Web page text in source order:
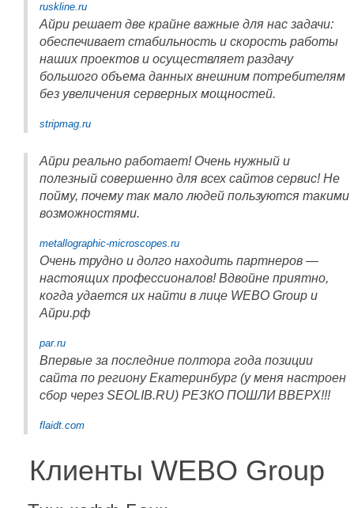
ruskline.ru
Айри решает две крайне важные для нас задачи:
обеспечивает стабильность и скорость работы
наших проектов и осуществляет раздачу
большого объема данных внешним потребителям
без увеличения серверных мощностей.
stripmag.ru
Айри реально работает! Очень нужный и
полезный совершенно для всех сайтов сервис! Не
пойму, почему так мало людей пользуются такими
возможностями.
metallographic-microscopes.ru
Очень трудно и долго находить партнеров —
настоящих профессионалов! Вдвойне приятно,
когда удается их найти в лице WEBO Group и
Айри.рф
par.ru
Впервые за последние полтора года позиции
сайта по региону Екатеринбург (у меня настроен
сбор через SEOLIB.RU) РЕЗКО ПОШЛИ ВВЕРХ!!!
flaidt.com
Клиенты WEBO Group